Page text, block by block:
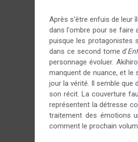
Après s'être enfuis de leur
dans l'ombre pour se faire
puisque les protagonistes
dans ce second tome d'
personnage évoluer.
manquent de nuance, et le
jour la vérité. Il semble que
son récit. La couverture
représentent la détresse
traitement des émotions
comment le prochain